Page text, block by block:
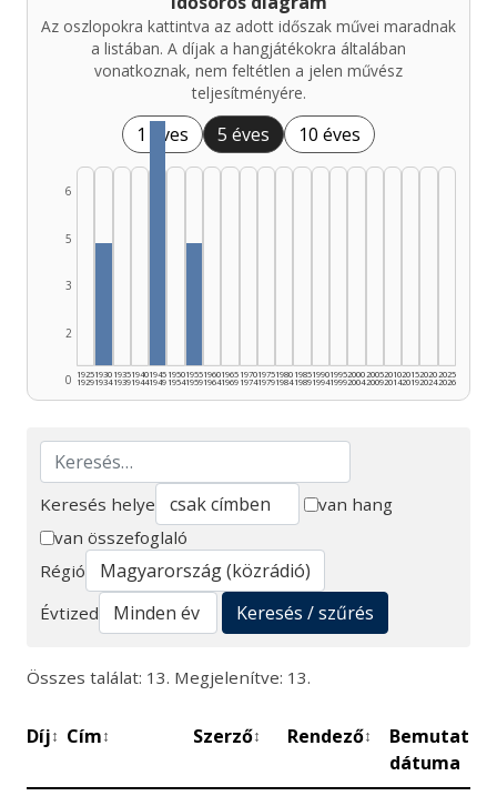
Az oszlopokra kattintva az adott időszak művei maradnak
a listában. A díjak a hangjátékokra általában
vonatkoznak, nem feltétlen a jelen művész
teljesítményére.
1 éves 5 éves 10 éves
0
2
3
5
6
1925
1929
1930
1934
1935
1939
1940
1944
1945
1949
1950
1954
1955
1959
1960
1964
1965
1969
1970
1974
1975
1979
1980
1984
1985
1989
1990
1994
1995
1999
2000
2004
2005
2009
2010
2014
2015
2019
2020
2024
2025
2026
Keresés
Keresés helye
van hang
van összefoglaló
Régió
Évtized
Keresés / szűrés
Összes találat: 13. Megjelenítve: 13.
Díj↕ Cím↕ Szerző↕ Rendező↕
Bemutató
dátuma